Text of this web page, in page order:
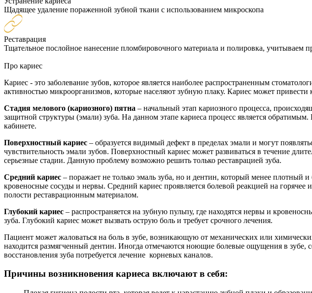
Щадящее удаление пораженной зубной ткани с использованием микроскопа
Реставрация
Тщательное послойное нанесение пломбировочного материала и полировка, учитываем
Про кариес
Кариес - это заболевание зубов, которое является наиболее распространенным
активностью микроорганизмов, которые населяют зубную плаку. Кариес может
Стадия мелового (кариозного) пятна – начальный этап кариозного процесса,
защитной структуры (эмали) зуба. На данном этапе кариеса процесс является
кабинете.
Поверхностный кариес – образуется видимый дефект в пределах эмали и могут
чувствительность эмали зубов. Поверхностный кариес может развиваться в течение
серьезные стадии. Данную проблему возможно решить только реставрацией зуба.
Средний кариес – поражает не только эмаль зуба, но и дентин, который менее плотный
кровеносные сосуды и нервы. Средний кариес проявляется болевой реакцией на горячее
полости реставрационным материалом.
Глубокий кариес – распространяется на зубную пульпу, где находятся нервы и
зуба. Глубокий кариес может вызвать острую боль и требует срочного лечения.
Пациент может жаловаться на боль в зубе, возникающую от механических или
находится размягченный дентин. Иногда отмечаются ноющие болевые ощущения в зубе,
восстановления зуба потребуется лечение корневых каналов.
Причины возникновения кариеса включают в себя: